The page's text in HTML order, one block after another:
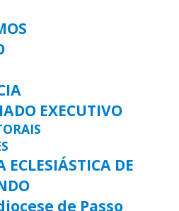
EXECUTIVO
ECLESIÁSTICA DE
de Passo